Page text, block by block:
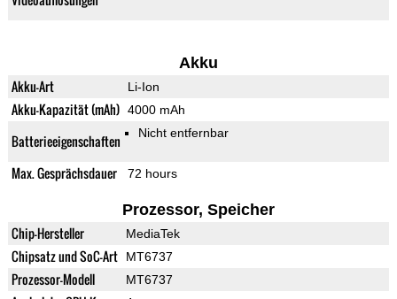
Akku
Akku-Art Li-Ion
Akku-Kapazität (mAh) 4000 mAh
Batterieeigenschaften Nicht entfernbar
Max. Gesprächsdauer 72 hours
Prozessor, Speicher
Chip-Hersteller MediaTek
Chipsatz und SoC-Art MT6737
Prozessor-Modell MT6737